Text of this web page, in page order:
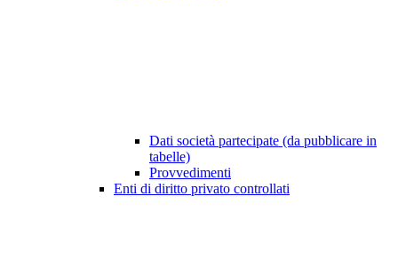
Dati società partecipate (da pubblicare in
tabelle)
Provvedimenti
Enti di diritto privato controllati